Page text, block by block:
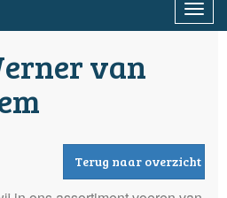
van
Terug naar overzicht